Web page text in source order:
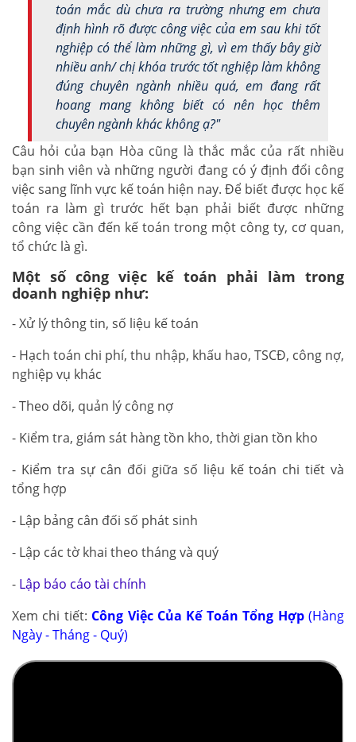
toán mắc dù chưa ra trường nhưng em chưa
định hình rõ được công việc của em sau khi tốt
nghiệp có thể làm những gì, vì em thấy bây giờ
nhiều anh/ chị khóa trước tốt nghiệp làm không
đúng chuyên ngành nhiều quá, em đang rất
hoang mang không biết có nên học thêm
chuyên ngành khác không ạ?"
Câu hỏi của bạn Hòa cũng là thắc mắc của rất nhiều
bạn sinh viên và những người đang có ý định đổi công
việc sang lĩnh vực kế toán hiện nay. Để biết được học kế
toán ra làm gì trước hết bạn phải biết được những
công việc cần đến kế toán trong một công ty, cơ quan,
tổ chức là gì.
Một số công việc kế toán phải làm trong
doanh nghiệp như:
- Xử lý thông tin, số liệu kế toán
- Hạch toán chi phí, thu nhập, khấu hao, TSCĐ, công nợ,
nghiệp vụ khác
- Theo dõi, quản lý công nợ
- Kiểm tra, giám sát hàng tồn kho, thời gian tồn kho
- Kiểm tra sự cân đối giữa số liệu kế toán chi tiết và
tổng hợp
- Lập bảng cân đối số phát sinh
- Lập các tờ khai theo tháng và quý
- Lập báo cáo tài chính
Xem chi tiết: Công Việc Của Kế Toán Tổng Hợp(Hàng
Ngày - Tháng - Quý)